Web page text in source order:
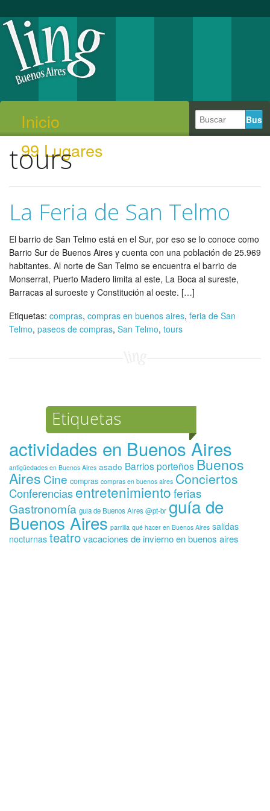
Inicio
99 Lugares
tours
La Feria de San Telmo
El barrio de San Telmo está en el Sur, por eso se lo conoce como
Barrio Sur de Buenos Aires y cuenta con una población de 25.969
habitantes. Al norte de San Telmo se encuentra el barrio de
Monserrat, Puerto Madero limita al este, La Boca al sureste,
Barracas al suroeste y Constitución al oeste. […]
Etiquetas: compras, compras en buenos aires, feria de San
Telmo, paseos de compras, San Telmo, tours
Etiquetas
actividades en Buenos Aires
antigüedades en Buenos Aires asado Barrios porteños Buenos
Aires Cine compras compras en buenos aires Conciertos
Conferenciasentretenimientoferias
Gastronomía guia de Buenos Aires @pt-br guía de
Buenos Aires parrilla qué hacer en Buenos Aires salidas
nocturnas teatrovacaciones de invierno en buenos aires